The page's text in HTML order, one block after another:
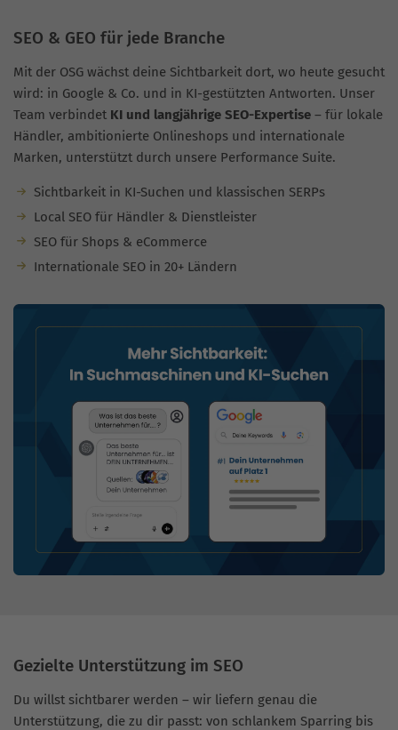
SEO & GEO für jede Branche
Mit der OSG wächst deine Sichtbarkeit dort, wo heute gesucht
wird: in Google & Co. und in KI-gestützten Antworten. Unser
Team verbindet KI und langjährige SEO-Expertise – für lokale
Händler, ambitionierte Onlineshops und internationale
Marken, unterstützt durch unsere Performance Suite.
Sichtbarkeit in KI-Suchen und klassischen SERPs
Local SEO für Händler & Dienstleister
SEO für Shops & eCommerce
Internationale SEO in 20+ Ländern
Gezielte Unterstützung im SEO
Du willst sichtbarer werden – wir liefern genau die
Unterstützung, die zu dir passt: von schlankem Sparring bis